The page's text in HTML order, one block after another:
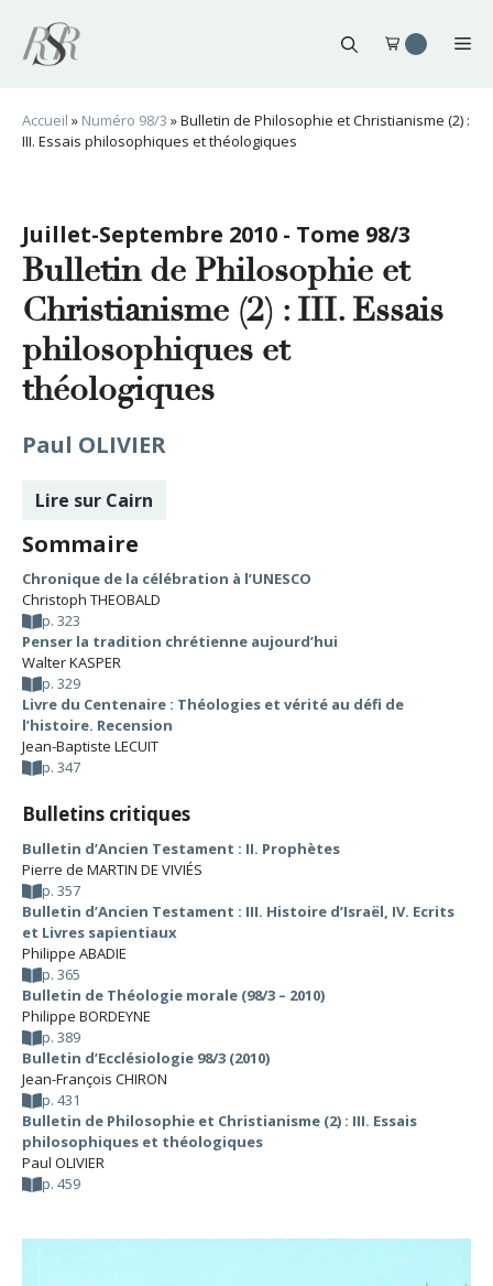
contenu
Accueil » Numéro 98/3 »Bulletin de Philosophie et Christianisme (2) :
III. Essais philosophiques et théologiques
Juillet-Septembre 2010 - Tome 98/3
Bulletin de Philosophie et
Christianisme (2) : III. Essais
philosophiques et
théologiques
Paul OLIVIER
Lire sur Cairn
Sommaire
Chronique de la célébration à l’UNESCO
Christoph THEOBALD
p. 323
Penser la tradition chrétienne aujourd’hui
Walter KASPER
p. 329
Livre du Centenaire : Théologies et vérité au défi de
l’histoire. Recension
Jean-Baptiste LECUIT
p. 347
Bulletins critiques
Bulletin d’Ancien Testament : II. Prophètes
Pierre de MARTIN DE VIVIÉS
p. 357
Bulletin d’Ancien Testament : III. Histoire d’Israël, IV. Ecrits
et Livres sapientiaux
Philippe ABADIE
p. 365
Bulletin de Théologie morale (98/3 – 2010)
Philippe BORDEYNE
p. 389
Bulletin d’Ecclésiologie 98/3 (2010)
Jean-François CHIRON
p. 431
Bulletin de Philosophie et Christianisme (2) : III. Essais
philosophiques et théologiques
Paul OLIVIER
p. 459